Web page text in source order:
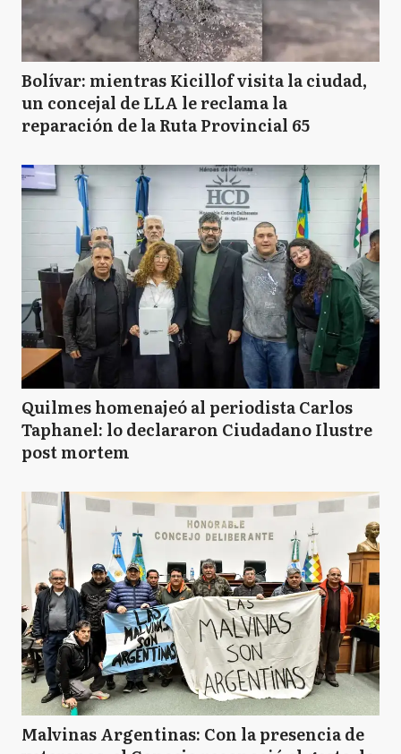
Bolívar: mientras Kicillof visita la ciudad,
un concejal de LLA le reclama la
reparación de la Ruta Provincial 65
Quilmes homenajeó al periodista Carlos
Taphanel: lo declararon Ciudadano Ilustre
post mortem
Malvinas Argentinas: Con la presencia de